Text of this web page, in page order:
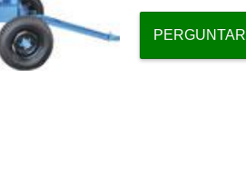
PERGUNTAR